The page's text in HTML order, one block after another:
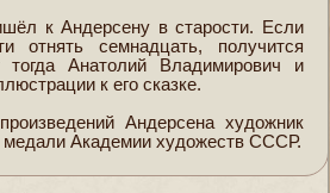
к Андерсену в старости. Если
отнять семнадцать, получится
Анатолий Владимирович и
к его сказке.
Андерсена художник
медали Академии художеств СССР.